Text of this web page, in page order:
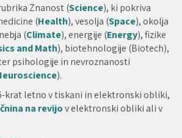
Znanost (Science), ki pokriva
(Health), vesolja (Space), okolja
(Climate), energije (Energy), fizike
and Math), biotehnologije (Biotech),
psihologije in nevroznanosti
).
krat letno v tiskani in elektronski obliki,
na revijov elektronski obliki ali v